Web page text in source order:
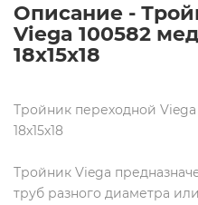
Описание -
Viega 100582
18х15х18
Тройник переходной
18х15х18
Тройник Viega
труб разного диаметра